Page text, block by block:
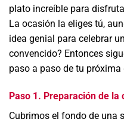
plato increíble para
La ocasión la eliges tú,
idea genial para celebrar
convencido? Entonces
paso a paso de tu próxima
Paso 1. Preparación de la
Cubrimos el fondo de una